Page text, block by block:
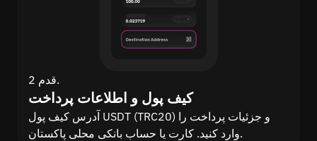
قدم 2.
کیف پول و اطلاعات پرداخت
آدرس کیف پول USDT (TRC20) و جزئیات پرداخت را
وارد کنید. کارت یا حساب بانکی محلی پاکستان.